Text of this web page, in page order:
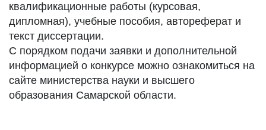
квалификационные работы (курсовая,
дипломная), учебные пособия, автореферат и
текст диссертации.
С порядком подачи заявки и дополнительной
информацией о конкурсе можно ознакомиться на
сайте министерства науки и высшего
образования Самарской области.